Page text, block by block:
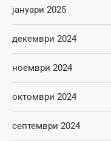
јануари 2025
декември 2024
ноември 2024
октомври 2024
септември 2024